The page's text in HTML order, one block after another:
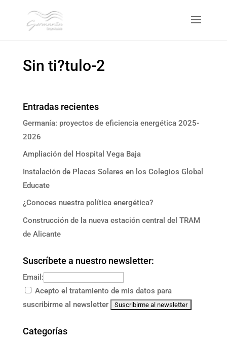
Sin ti?tulo-2
Entradas recientes
Germanía: proyectos de eficiencia energética 2025-
2026
Ampliación del Hospital Vega Baja
Instalación de Placas Solares en los Colegios Global
Educate
¿Conoces nuestra política energética?
Construcción de la nueva estación central del TRAM
de Alicante
Suscríbete a nuestro newsletter:
Email:
Acepto el tratamiento de mis datos para
suscribirme al newsletter
Categorías